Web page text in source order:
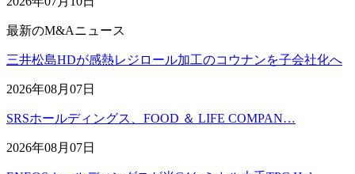
最新のM&Aニュース
三井松島HDが感熱レジロール加工のコウナンを子会社化へ
2026年08月07日
SRSホールディングス、FOOD ＆ LIFE COMPAN…
2026年08月07日